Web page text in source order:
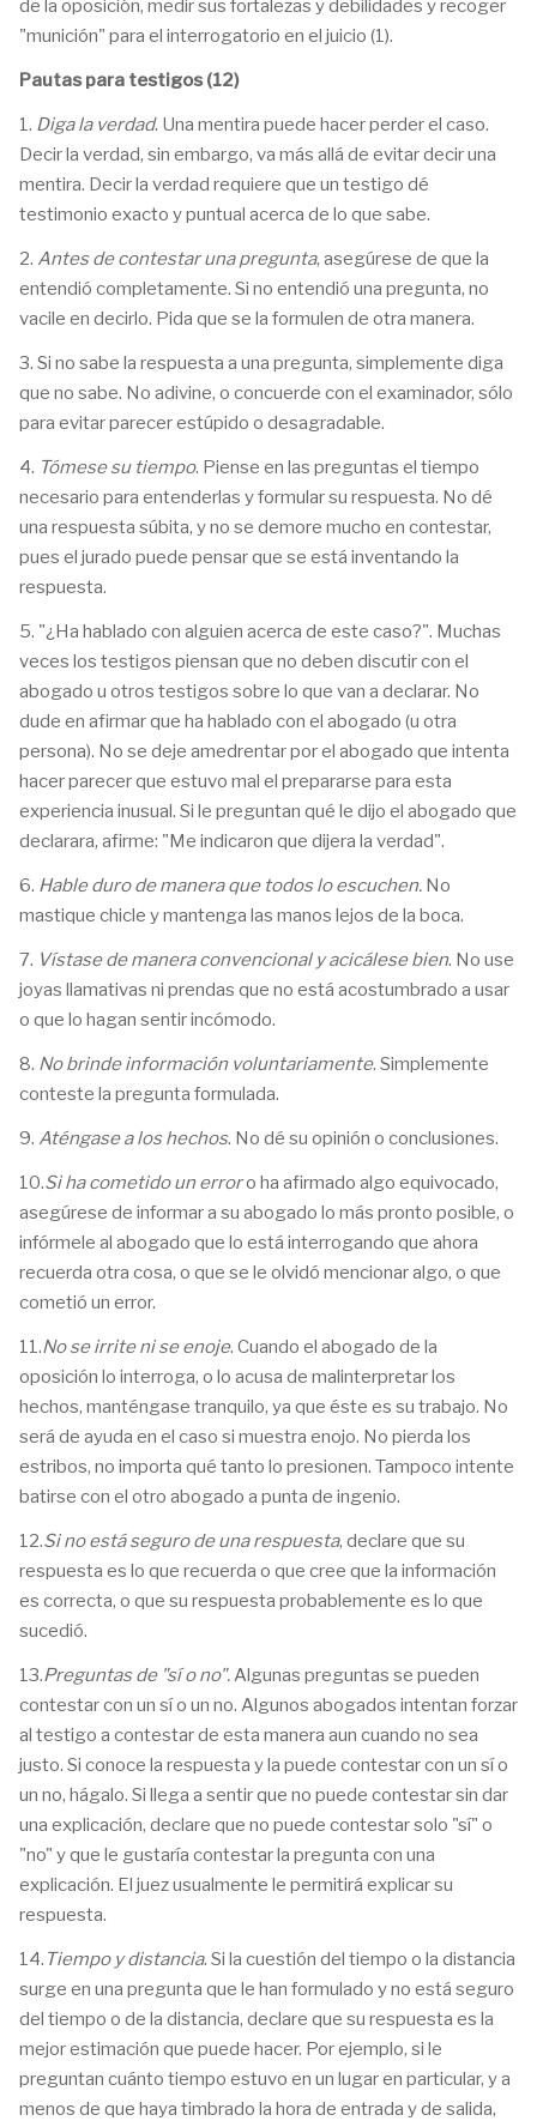
de la oposición, medir sus fortalezas y debilidades y recoger
"munición" para el interrogatorio en el juicio (1).
Pautas para testigos (12)
1. Diga la verdad. Una mentira puede hacer perder el caso.
Decir la verdad, sin embargo, va más allá de evitar decir una
mentira. Decir la verdad requiere que un testigo dé
testimonio exacto y puntual acerca de lo que sabe.
2. Antes de contestar una pregunta, asegúrese de que la
entendió completamente. Si no entendió una pregunta, no
vacile en decirlo. Pida que se la formulen de otra manera.
3. Si no sabe la respuesta a una pregunta, simplemente diga
que no sabe. No adivine, o concuerde con el examinador, sólo
para evitar parecer estúpido o desagradable.
4. Tómese su tiempo. Piense en las preguntas el tiempo
necesario para entenderlas y formular su respuesta. No dé
una respuesta súbita, y no se demore mucho en contestar,
pues el jurado puede pensar que se está inventando la
respuesta.
5. "¿Ha hablado con alguien acerca de este caso?". Muchas
veces los testigos piensan que no deben discutir con el
abogado u otros testigos sobre lo que van a declarar. No
dude en afirmar que ha hablado con el abogado (u otra
persona). No se deje amedrentar por el abogado que intenta
hacer parecer que estuvo mal el prepararse para esta
experiencia inusual. Si le preguntan qué le dijo el abogado que
declarara, afirme: "Me indicaron que dijera la verdad".
6. Hable duro de manera que todos lo escuchen. No
mastique chicle y mantenga las manos lejos de la boca.
7. Vístase de manera convencional y acicálese bien. No use
joyas llamativas ni prendas que no está acostumbrado a usar
o que lo hagan sentir incómodo.
8. No brinde información voluntariamente. Simplemente
conteste la pregunta formulada.
9. Aténgase a los hechos. No dé su opinión o conclusiones.
10.Si ha cometido un erroro ha afirmado algo equivocado,
asegúrese de informar a su abogado lo más pronto posible, o
infórmele al abogado que lo está interrogando que ahora
recuerda otra cosa, o que se le olvidó mencionar algo, o que
cometió un error.
11.No se irrite ni se enoje. Cuando el abogado de la
oposición lo interroga, o lo acusa de malinterpretar los
hechos, manténgase tranquilo, ya que éste es su trabajo. No
será de ayuda en el caso si muestra enojo. No pierda los
estribos, no importa qué tanto lo presionen. Tampoco intente
batirse con el otro abogado a punta de ingenio.
12.Si no está seguro de una respuesta, declare que su
respuesta es lo que recuerda o que cree que la información
es correcta, o que su respuesta probablemente es lo que
sucedió.
13.Preguntas de "sí o no".Algunas preguntas se pueden
contestar con un sí o un no. Algunos abogados intentan forzar
al testigo a contestar de esta manera aun cuando no sea
justo. Si conoce la respuesta y la puede contestar con un sí o
un no, hágalo. Si llega a sentir que no puede contestar sin dar
una explicación, declare que no puede contestar solo "sí" o
"no" y que le gustaría contestar la pregunta con una
explicación. El juez usualmente le permitirá explicar su
respuesta.
14. Tiempo y distancia. Si la cuestión del tiempo o la distancia
surge en una pregunta que le han formulado y no está seguro
del tiempo o de la distancia, declare que su respuesta es la
mejor estimación que puede hacer. Por ejemplo, si le
preguntan cuánto tiempo estuvo en un lugar en particular, y a
menos de que haya timbrado la hora de entrada y de salida,